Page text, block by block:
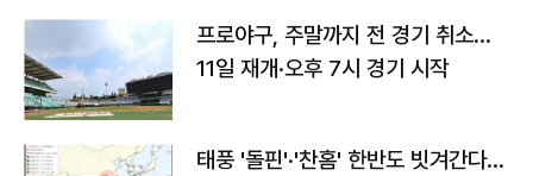
프로야구, 주말까지 전 경기 취소…
11일 재개·오후 7시 경기 시작
태풍 '돌핀'·'찬홈' 한반도 빗겨간다…